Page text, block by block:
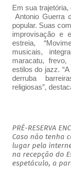
Em sua
Antonio Guerra
popular. Suas
improvisação e
estreia,
musicais,
maracatu,
estilos do jazz.
derruba
religiosas”,
PRÉ-RESERVA
Caso não tenha
lugar pela
na recepção do
espetáculo, a